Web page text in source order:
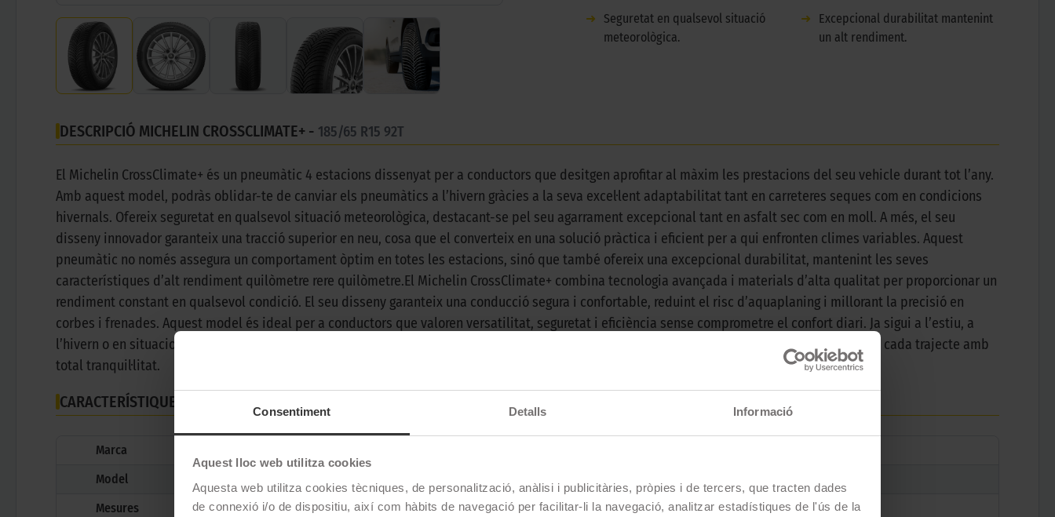
Consentiment Detalls Informació
Aquest lloc web utilitza cookies
Aquesta web utilitza cookies tècniques, de personalització, anàlisi i publicitàries, pròpies i de tercers, que tracten dades
de connexió i/o de dispositiu, així com hàbits de navegació per facilitar-li la navegació, analitzar estadístiques de l'ús de la
➜
Seguretat en qualsevol situació
meteorològica.
➜
Excepcional durabilitat mantenint
un alt rendiment.
DESCRIPCIÓ MICHELIN CROSSCLIMATE+ - 185/65 R15 92T
El Michelin CrossClimate+ és un pneumàtic 4 estacions dissenyat per a conductors que desitgen aprofitar al màxim les prestacions del seu vehicle durant tot l’any.
Amb aquest model, podràs oblidar-te de canviar els pneumàtics a l’hivern gràcies a la seva excel·lent adaptabilitat tant en carreteres seques com en condicions
hivernals. Ofereix seguretat en qualsevol situació meteorològica, destacant-se pel seu agarrament excepcional tant en asfalt sec com en moll. A més, el seu
disseny innovador garanteix una tracció superior en neu, cosa que el converteix en una solució pràctica i eficient per a qui enfronten climes variables. Aquest
pneumàtic no només assegura un comportament òptim en totes les estacions, sinó que també ofereix una excepcional durabilitat, mantenint les seves
característiques d’alt rendiment quilòmetre rere quilòmetre.El Michelin CrossClimate+ combina tecnologia avançada i materials d’alta qualitat per proporcionar un
rendiment constant en qualsevol condició. El seu disseny garanteix una conducció segura i confortable, reduint el risc d’aquaplaning i millorant la precisió en
corbes i frenades. Aquest model és ideal per a conductors que valoren versatilitat, seguretat i eficiència sense comprometre el confort diari. Ja sigui a l’estiu, a
l’hivern o en situacions imprevistes, el Michelin CrossClimate+ ofereix una experiència de conducció fiable i agradable, permetent-te gaudir de cada trajecte amb
total tranquil·litat.
CARACTERÍSTIQUES TÈCNIQUES
Marca
Model
Mesures
185/65 R15 92 T